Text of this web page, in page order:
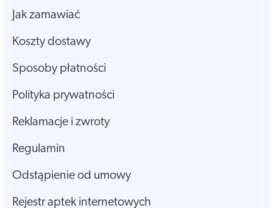
Jak zamawiać
Koszty dostawy
Sposoby płatności
Polityka prywatności
Reklamacje i zwroty
Regulamin
Odstąpienie od umowy
Rejestr aptek internetowych